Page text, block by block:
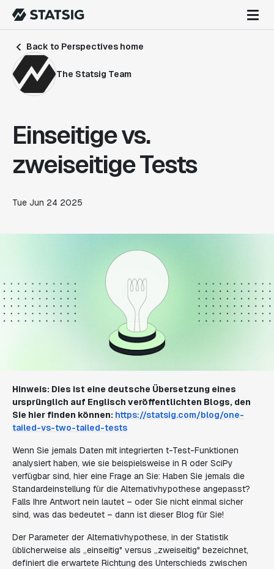
Back to Perspectives home
The Statsig Team
Einseitige vs.
zweiseitige Tests
Tue Jun 24 2025
Hinweis: Dies ist eine deutsche Übersetzung eines
ursprünglich auf Englisch veröffentlichten Blogs, den
Sie hier finden können: https://statsig.com/blog/one-
tailed-vs-two-tailed-tests
Wenn Sie jemals Daten mit integrierten t-Test-Funktionen
analysiert haben, wie sie beispielsweise in R oder SciPy
verfügbar sind, hier eine Frage an Sie: Haben Sie jemals die
Standardeinstellung für die Alternativhypothese angepasst?
Falls Ihre Antwort nein lautet – oder Sie nicht einmal sicher
sind, was das bedeutet – dann ist dieser Blog für Sie!
Der Parameter der Alternativhypothese, in der Statistik
üblicherweise als „einseitig" versus „zweiseitig" bezeichnet,
definiert die erwartete Richtung des Unterschieds zwischen